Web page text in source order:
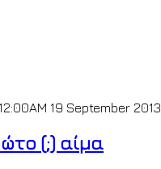
12:00AM 19 September 2013
(;) αίμα